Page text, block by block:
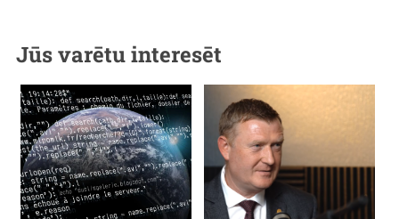
Jūs varētu interesēt